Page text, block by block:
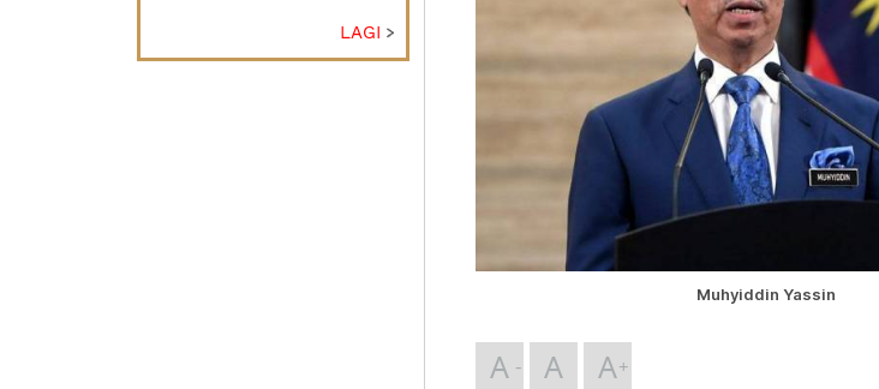
LAGI
Muhyiddin Yassin
A A A